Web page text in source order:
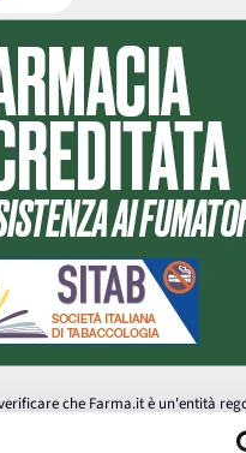
che Farma.it è un'entità
della Salute a effettuare la vendita